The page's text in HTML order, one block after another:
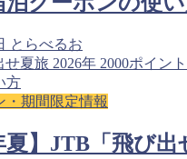
とらべるお
・期間限定情報
夏】JTB「飛び